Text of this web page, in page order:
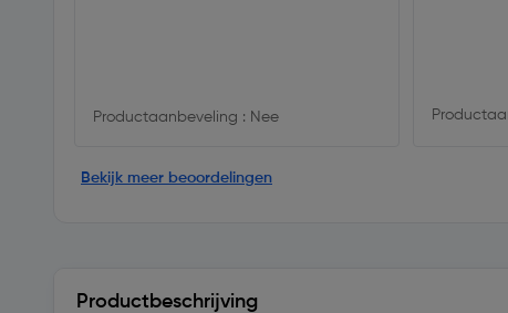
Productaanbeveling : Nee
Bekijk meer beoordelingen
Productbeschrijving